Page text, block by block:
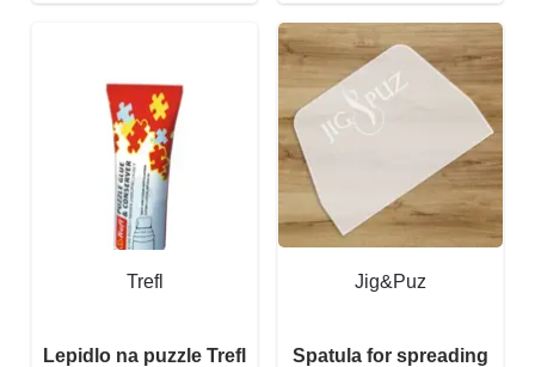
Trefl
Lepidlo na puzzle Trefl
Jig&Puz
Spatula for spreading